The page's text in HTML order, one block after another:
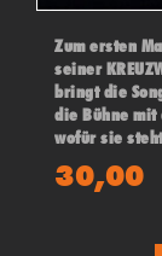
Zum ersten
seiner
bringt die
die Bühne mit
wofür sie
des Musikers.